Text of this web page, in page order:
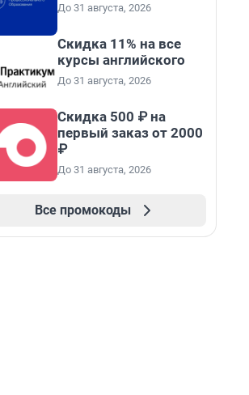
До 31 августа, 2026
Скидка 11% на все
курсы английского
До 31 августа, 2026
Скидка 500 ₽ на
первый заказ от 2000
₽
До 31 августа, 2026
Все промокоды